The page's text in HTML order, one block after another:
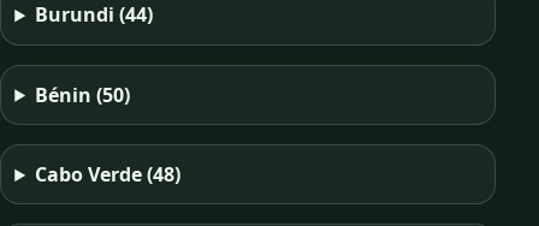
Burundi(44)
Bénin(50)
Cabo Verde(48)